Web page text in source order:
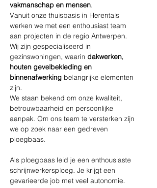
vakmanschap en mensen.
Vanuit onze thuisbasis in Herentals
werken we met een enthousiast team
aan projecten in de regio Antwerpen.
Wij zijn gespecialiseerd in
gezinswoningen, waarin dakwerken,
houten gevelbekleding en
binnenafwerking belangrijke elementen
zijn.
We staan bekend om onze kwaliteit,
betrouwbaarheid en persoonlijke
aanpak. Om ons team te versterken zijn
we op zoek naar een gedreven
ploegbaas.
Als ploegbaas leid je een enthousiaste
schrijnwerkersploeg. Je krijgt een
gevarieerde job met veel autonomie.